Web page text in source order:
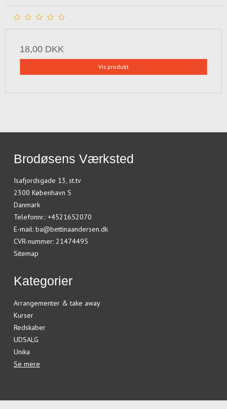
18,00 DKK
Vis produkt
Brodøsens Værksted
Isafjordsgade 13, st.tv
2300 København S
Danmark
Telefonnr.: +4521652070
E-mail: ba@bettinaandersen.dk
CVR-nummer: 21474495
Sitemap
Kategorier
Arrangementer & take away
Kurser
Redskaber
UDSALG
Unika
Se mere